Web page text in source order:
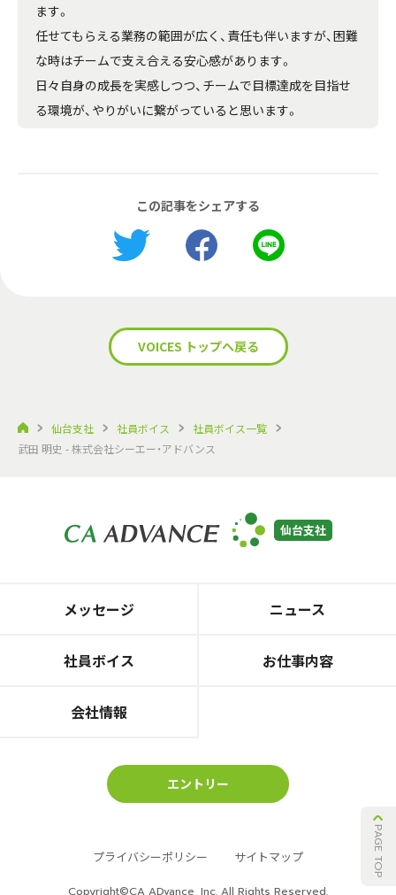
ます。
任せてもらえる業務の範囲が広く、責任も伴いますが、困難
な時はチームで支え合える安心感があります。
日々自身の成長を実感しつつ、チームで目標達成を目指せ
る環境が、やりがいに繋がっていると思います。
この記事をシェアする
VOICES トップへ戻る
仙台支社 社員ボイス
社員ボイス一覧
武田 明史 - 株式会社シーエー・アドバンス
仙台支社
メッセージ ニュース
社員ボイス お仕事内容
会社情報
エントリー
プライバシーポリシー サイトマップ
Copyright©CA ADvance, Inc. All Rights Reserved.
PAGE TOP